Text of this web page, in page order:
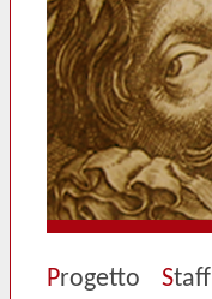
Progetto Staff